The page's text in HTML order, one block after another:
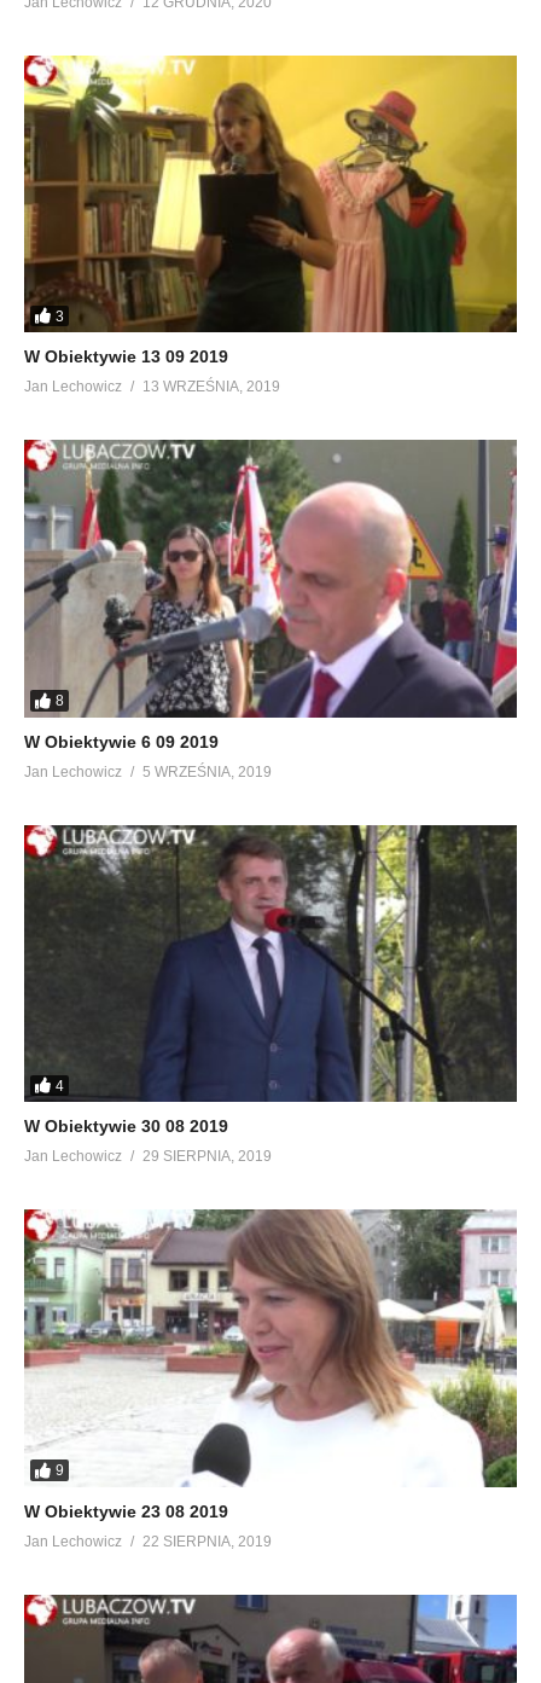
3
W Obiektywie 13 09 2019
Jan Lechowicz 13 WRZEŚNIA, 2019
8
W Obiektywie 6 09 2019
Jan Lechowicz 5 WRZEŚNIA, 2019
4
W Obiektywie 30 08 2019
Jan Lechowicz 29 SIERPNIA, 2019
9
W Obiektywie 23 08 2019
Jan Lechowicz 22 SIERPNIA, 2019